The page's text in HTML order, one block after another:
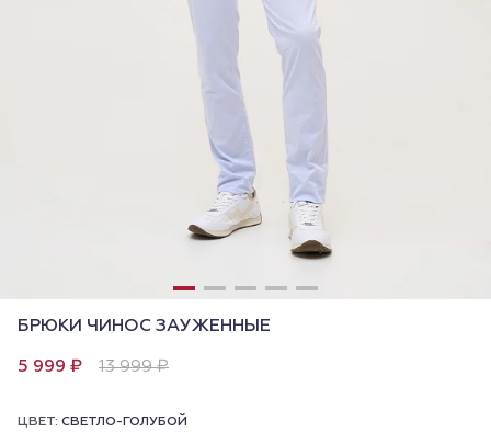
БРЮКИ ЧИНОС ЗАУЖЕННЫЕ
5 999 ₽ 13 999 ₽
ЦВЕТ: СВЕТЛО-ГОЛУБОЙ